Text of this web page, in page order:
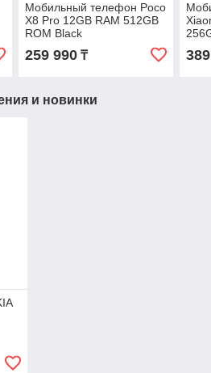
Мобильный телефон Poco
X8 Pro 12GB RAM 512GB
ROM Black
259 990₸
и новинки